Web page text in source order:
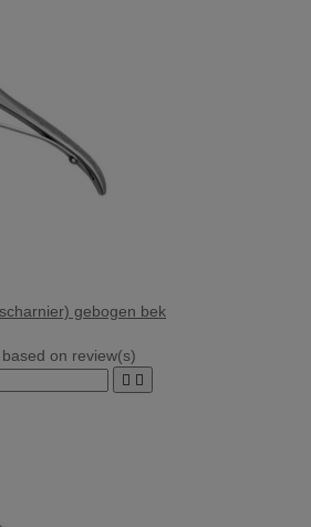
gebogen bek
on review(s)
 